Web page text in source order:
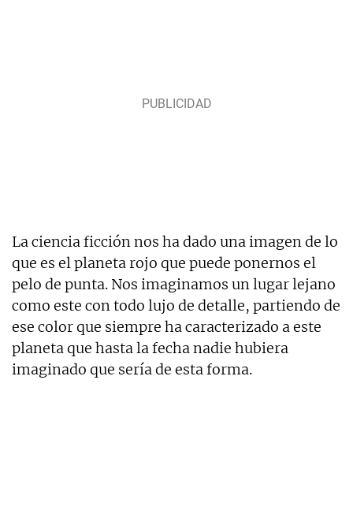
La ciencia ficción nos ha dado una imagen de lo
que es el planeta rojo que puede ponernos el
pelo de punta. Nos imaginamos un lugar lejano
como este con todo lujo de detalle, partiendo de
ese color que siempre ha caracterizado a este
planeta que hasta la fecha nadie hubiera
imaginado que sería de esta forma.